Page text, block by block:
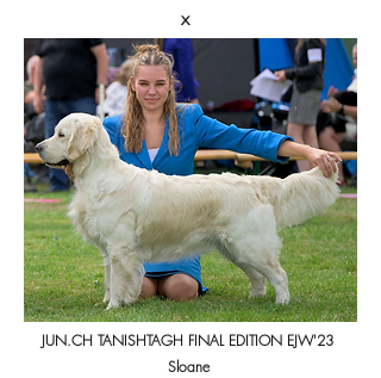
x
JUN.CH TANISHTAGH FINAL EDITION EJW'23
Sloane